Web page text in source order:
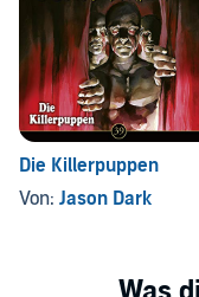
Die Killerpuppen
Von: Jason Dark